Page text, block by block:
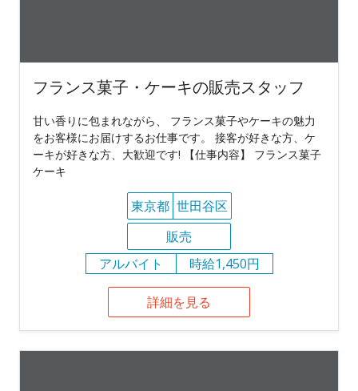
フランス菓子・ケーキの販売スタッフ
甘い香りに包まれながら、 フランス菓子やケーキの魅力
をお客様にお届けするお仕事です。 接客が好きな方、ケ
ーキが好きな方、大歓迎です! 【仕事内容】 フランス菓子
ケーキ
東京都 世田谷区
販売
アルバイト
時給1,450円
詳細を見る